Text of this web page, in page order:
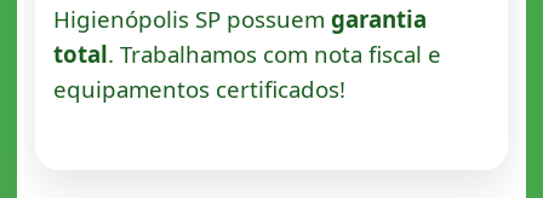
Higienópolis SP possuem garantia
total. Trabalhamos com nota fiscal e
equipamentos certificados!